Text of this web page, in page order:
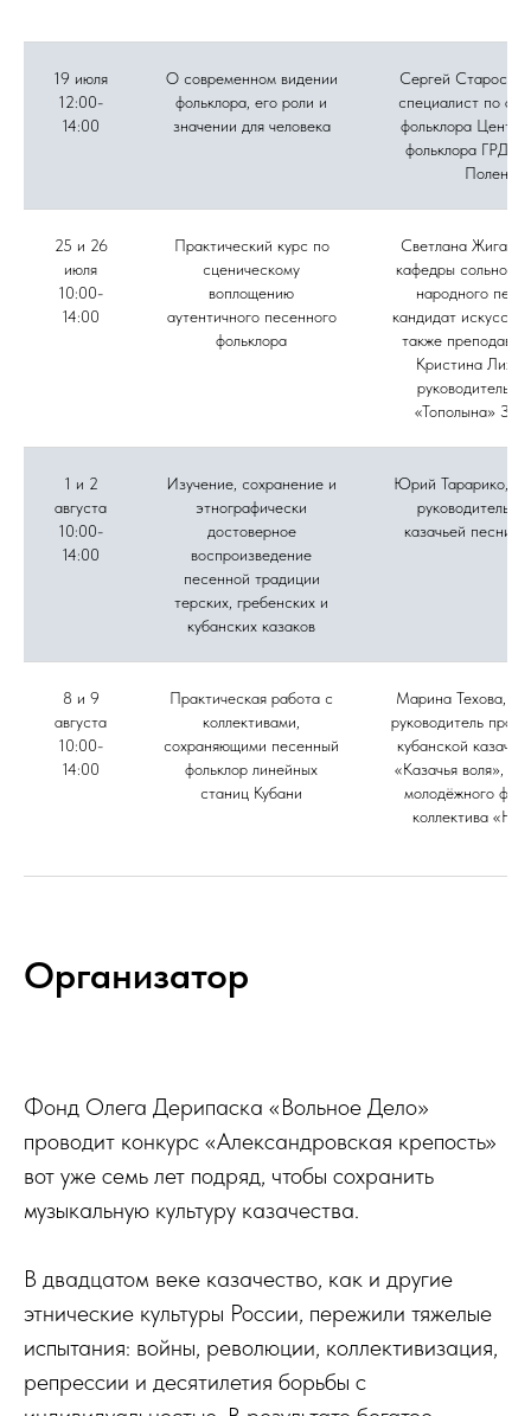
19 июля
12:00-
14:00
О современном видении
фольклора, его роли и
значении для человека
Сергей
специалист по
фольклора Центра
фольклора
Поленова
25 и 26
июля
10:00-
14:00
Практический курс по
сценическому
воплощению
аутентичного песенного
фольклора
Светлана
кафедры сольного
народного
кандидат
также
Кристина
руководитель
«Тополына» Зоя
1 и 2
августа
10:00-
14:00
Изучение, сохранение и
этнографически
достоверное
воспроизведение
песенной традиции
терских, гребенских и
кубанских казаков
Юрий Тарарико,
руководитель
казачьей песни
8 и 9
августа
10:00-
14:00
Практическая работа с
коллективами,
сохраняющими песенный
фольклор линейных
станиц Кубани
Марина Техова,
руководитель
кубанской
«Казачья воля»,
молодёжного
коллектива
Организатор
Фонд Олега Дерипаска «Вольное Дело»
проводит конкурс «Александровская крепость»
вот уже семь лет подряд, чтобы сохранить
музыкальную культуру казачества.
В двадцатом веке казачество, как и другие
этнические культуры России, пережили тяжелые
испытания: войны, революции, коллективизация,
репрессии и десятилетия борьбы с